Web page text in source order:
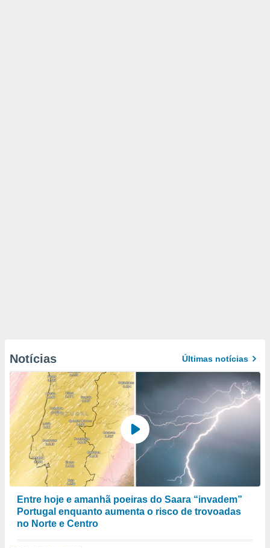
Notícias Últimas notícias
Entre hoje e amanhã poeiras do Saara “invadem”
Portugal enquanto aumenta o risco de trovoadas
no Norte e Centro